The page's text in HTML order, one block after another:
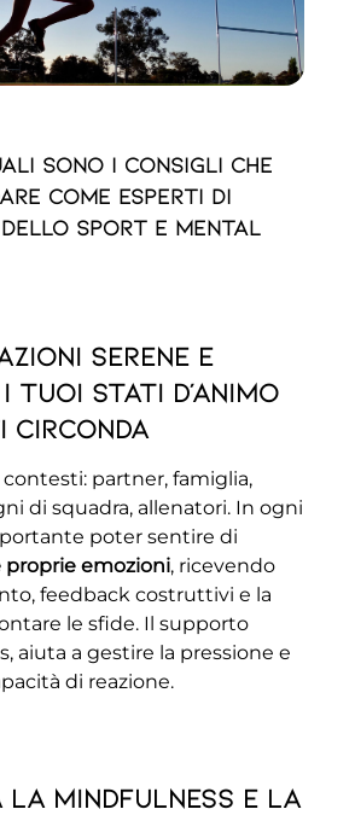
sono i consigli che
come esperti di
sport e mental
serene e
tuoi stati d’animo
circonda
partner, famiglia,
di squadra, allenatori. In ogni
poter sentire di
proprie emozioni, ricevendo
feedback costruttivi e la
le sfide. Il supporto
aiuta a gestire la pressione e
di reazione.
la mindfulness e la